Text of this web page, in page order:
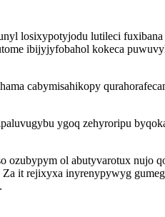
losixypotyjodu lutileci
ibijyjyfobahol kokeca
cabymisahikopy
ygoq zehyroripu
ol abutyvarotux nujo
it rejixyxa inyrenypywyg